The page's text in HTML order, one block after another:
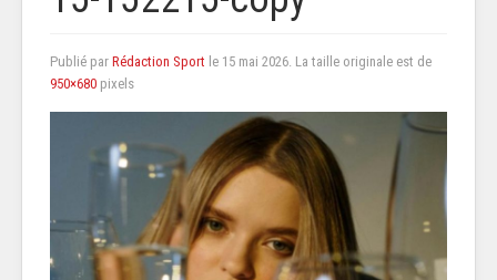
Publié par Rédaction Sport le 15 mai 2026 . La taille originale est de
950×680 pixels